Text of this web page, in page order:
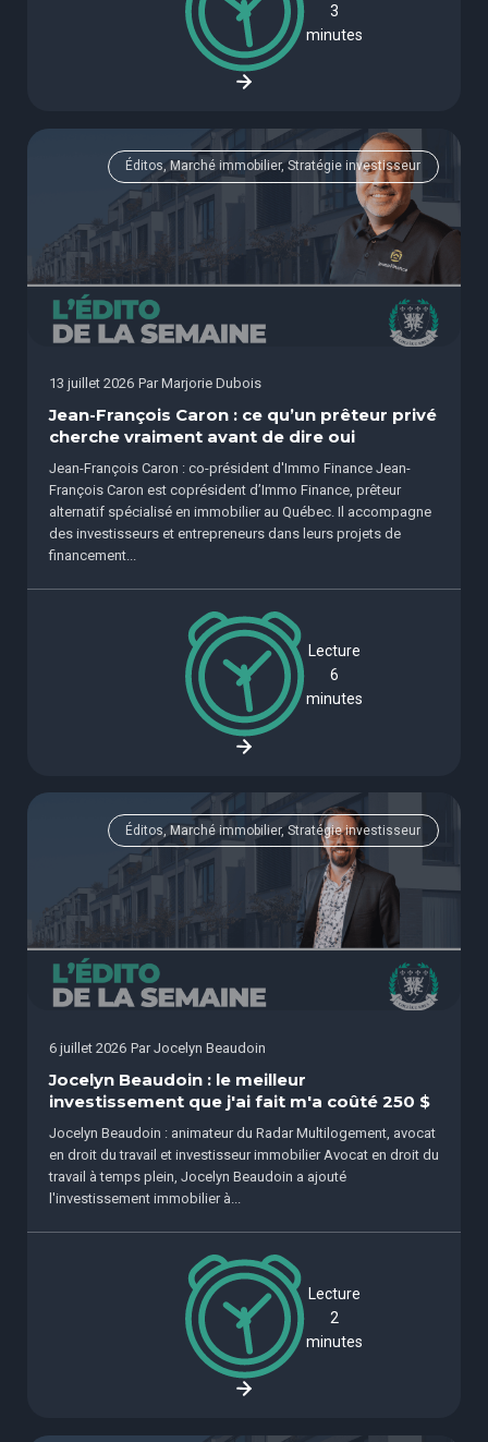
3
minutes
Éditos, Marché immobilier, Stratégie investisseur
13 juillet 2026 Par Marjorie Dubois
Jean-François Caron : ce qu’un prêteur privé
cherche vraiment avant de dire oui
Jean-François Caron : co-président d'Immo Finance Jean-
François Caron est coprésident d’Immo Finance, prêteur
alternatif spécialisé en immobilier au Québec. Il accompagne
des investisseurs et entrepreneurs dans leurs projets de
financement...
Lecture
6
minutes
Éditos, Marché immobilier, Stratégie investisseur
6 juillet 2026 Par Jocelyn Beaudoin
Jocelyn Beaudoin : le meilleur
investissement que j'ai fait m'a coûté 250 $
Jocelyn Beaudoin : animateur du Radar Multilogement, avocat
en droit du travail et investisseur immobilier Avocat en droit du
travail à temps plein, Jocelyn Beaudoin a ajouté
l'investissement immobilier à...
Lecture
2
minutes